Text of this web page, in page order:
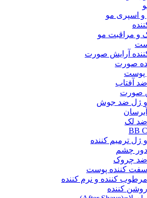
مو
صورت
جوش
کننده
پوست
و نرم کننده